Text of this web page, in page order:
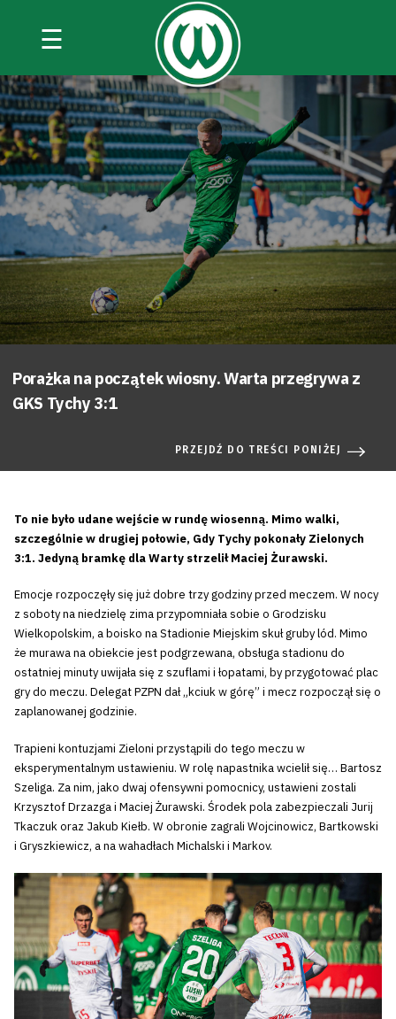
☰
Porażka na początek wiosny. Warta przegrywa z
GKS Tychy 3:1
PRZEJDŹ DO TREŚCI PONIŻEJ
To nie było udane wejście w rundę wiosenną. Mimo walki,
szczególnie w drugiej połowie, Gdy Tychy pokonały Zielonych
3:1. Jedyną bramkę dla Warty strzelił Maciej Żurawski.
Emocje rozpoczęły się już dobre trzy godziny przed meczem. W nocy
z soboty na niedzielę zima przypomniała sobie o Grodzisku
Wielkopolskim, a boisko na Stadionie Miejskim skuł gruby lód. Mimo
że murawa na obiekcie jest podgrzewana, obsługa stadionu do
ostatniej minuty uwijała się z szuflami i łopatami, by przygotować plac
gry do meczu. Delegat PZPN dał „kciuk w górę” i mecz rozpoczął się o
zaplanowanej godzinie.
Trapieni kontuzjami Zieloni przystąpili do tego meczu w
eksperymentalnym ustawieniu. W rolę napastnika wcielił się… Bartosz
Szeliga. Za nim, jako dwaj ofensywni pomocnicy, ustawieni zostali
Krzysztof Drzazga i Maciej Żurawski. Środek pola zabezpieczali Jurij
Tkaczuk oraz Jakub Kiełb. W obronie zagrali Wojcinowicz, Bartkowski
i Gryszkiewicz, a na wahadłach Michalski i Markov.